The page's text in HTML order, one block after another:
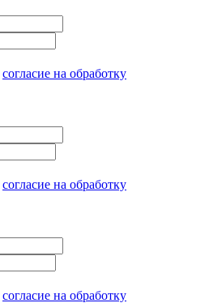
согласие на обработку
согласие на обработку
согласие на обработку